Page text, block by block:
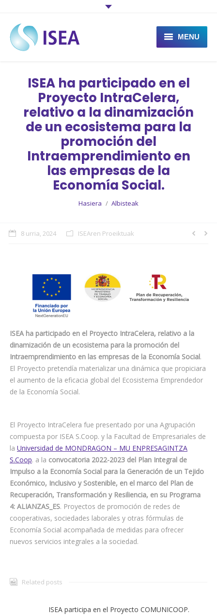
MENU
Zer egiten du ISEAk
Proiektuak
Albisteak
Kontaktua
ISEA ha participado en el
Proyecto IntraCelera,
relativo a la dinamización
de un ecosistema para la
promoción del
Intraemprendimiento en
las empresas de la
Economía Social.
Hasiera Albisteak
8 urria, 2024 ISEAren Proeiktuak
ISEA ha participado en el Proyecto IntraCelera, relativo a la
dinamización de un ecosistema para la promoción del
Intraemprendimiento en las empresas de la Economía Social.
El Proyecto pretendía materializar una dinámica que propiciara
el aumento de la eficacia global del Ecosistema Emprendedor
de la Economía Social.
El Proyecto IntraCelera fue presentado por una Agrupación
compuesta por ISEA S.Coop. y la Facultad de Empresariales de
la Universidad de MONDRAGON – MU ENPRESAGINTZA
S.Coop. a la convocatoria 2022-2023 del Plan Integral de
Impulso a la Economía Social para la Generación de un Tejido
Económico, Inclusivo y Sostenible, en el marco del Plan de
Recuperación, Transformación y Resiliencia, en su Programa
4: ALIANZAS_ES. Proyectos de promoción de redes de
cooperativas, sociedades laborales y otras fórmulas de
Economía Social acompañada de medidas para ofrecer
nuevos servicios integrales a la sociedad.
Related posts
ISEA participa en el Proyecto COMUNICOOP.